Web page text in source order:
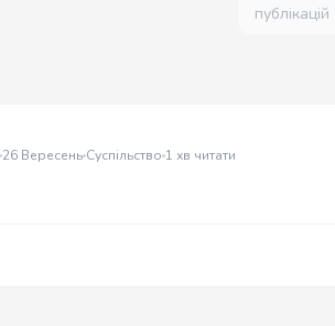
публікацій
26 Вересень Суспільство 1 хв читати